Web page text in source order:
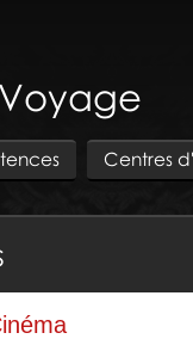
Centres